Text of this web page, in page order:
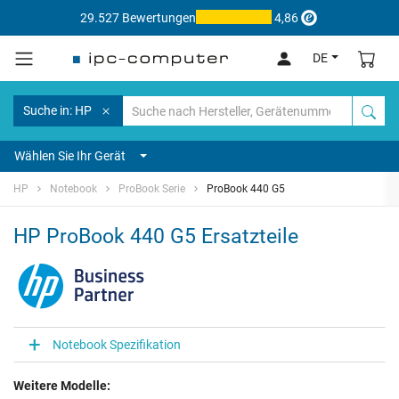
29.527 Bewertungen 4,86
DE
Suche in: HP
Wählen Sie Ihr Gerät
HP Notebook ProBook Serie ProBook 440 G5
HP ProBook 440 G5 Ersatzteile
Notebook Spezifikation
Weitere Modelle: